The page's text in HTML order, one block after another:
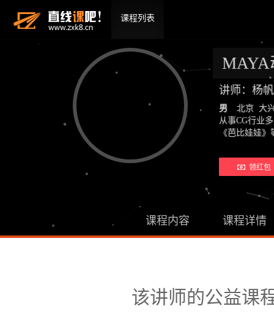
课程列表
MAYA
讲师：杨
男
北京 大
从事CG行业
《芭比娃娃
领红包
课程内容 课程详情
该讲师的公益课